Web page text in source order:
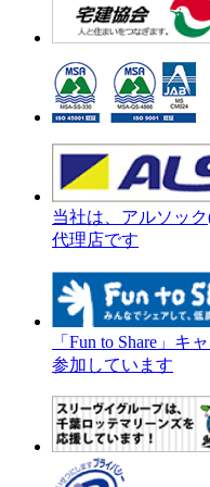
当社は、アルソッ
代理店です
「Fun to Share」キ
参加しています